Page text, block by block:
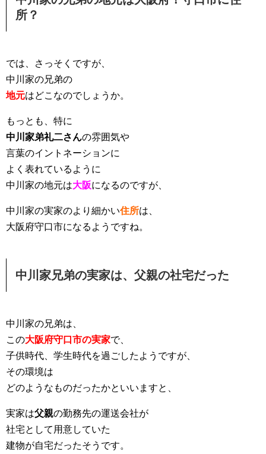
所？
では、さっそくですが、
中川家の兄弟の
地元はどこなのでしょうか。
もっとも、特に
中川家弟礼二さんの雰囲気や
言葉のイントネーションに
よく表れているように
中川家の地元は大阪になるのですが、
中川家の実家のより細かい住所は、
大阪府守口市になるようですね。
中川家兄弟の実家は、父親の社宅だった
中川家の兄弟は、
この大阪府守口市の実家で、
子供時代、学生時代を過ごしたようですが、
その環境は
どのようなものだったかといいますと、
実家は父親の勤務先の運送会社が
社宅として用意していた
建物が自宅だったそうです。